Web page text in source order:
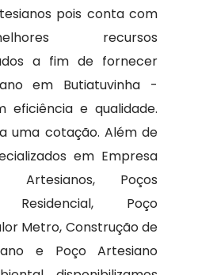
pois conta com
recursos
a fim de fornecer
em Butiatuvinha -
eficiência e qualidade.
uma cotação. Além de
em Empresa
Artesianos, Poços
Residencial, Poço
Metro, Construção de
e Poço Artesiano